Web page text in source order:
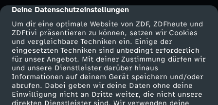
cmp-dialog-description
Deine Datenschutzeinstellungen
Um dir eine optimale Website von ZDF, ZDFheute und
ZDFtivi präsentieren zu können, setzen wir Cookies
und vergleichbare Techniken ein. Einige der
eingesetzten Techniken sind unbedingt erforderlich
für unser Angebot. Mit deiner Zustimmung dürfen wir
und unsere Dienstleister darüber hinaus
Informationen auf deinem Gerät speichern und/oder
abrufen. Dabei geben wir deine Daten ohne deine
Einwilligung nicht an Dritte weiter, die nicht unsere
direkten Dienstleister sind. Wir verwenden deine
I
c
h
l
Mehr ZDF
ZDF-Apps
Smart TV
Service
ZDFmitreden
Kontakt zum ZDF